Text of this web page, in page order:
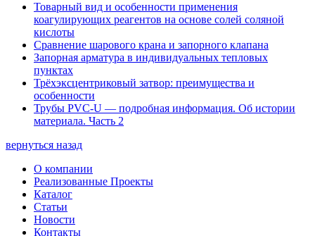
Товарный вид и особенности применения
коагулирующих реагентов на основе солей соляной
кислоты
Сравнение шарового крана и запорного клапана
Запорная арматура в индивидуальных тепловых
пунктах
Трёхэксцентриковый затвор: преимущества и
особенности
Трубы PVC-U — подробная информация. Об истории
материала. Часть 2
вернуться назад
О компании
Реализованные Проекты
Каталог
Статьи
Новости
Контакты